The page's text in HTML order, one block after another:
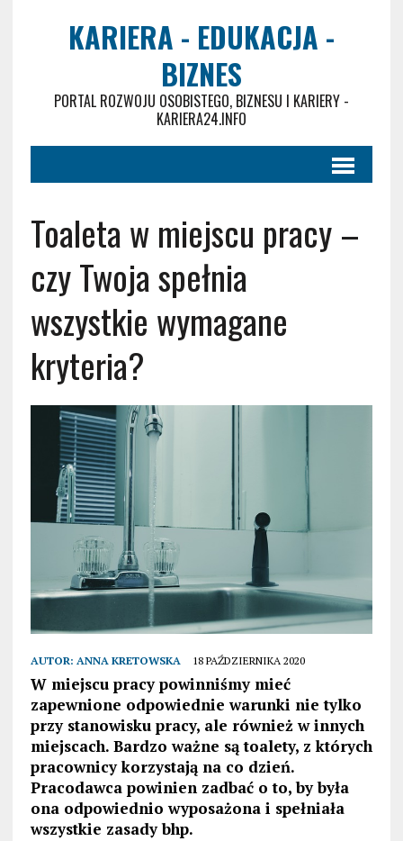
KARIERA - EDUKACJA -
BIZNES
PORTAL ROZWOJU OSOBISTEGO, BIZNESU I KARIERY -
KARIERA24.INFO
Toaleta w miejscu pracy –
czy Twoja spełnia
wszystkie wymagane
kryteria?
AUTOR: ANNA KRETOWSKA 18 PAŹDZIERNIKA 2020
W miejscu pracy powinniśmy mieć
zapewnione odpowiednie warunki nie tylko
przy stanowisku pracy, ale również w innych
miejscach. Bardzo ważne są toalety, z których
pracownicy korzystają na co dzień.
Pracodawca powinien zadbać o to, by była
ona odpowiednio wyposażona i spełniała
wszystkie zasady bhp.